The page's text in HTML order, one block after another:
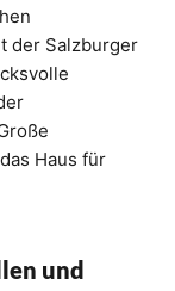
der Salzburger
Haus für
und